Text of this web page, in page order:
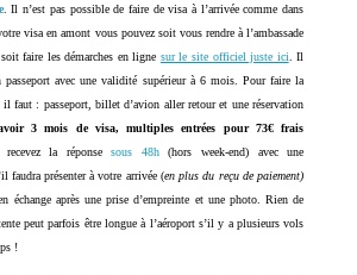
. Il n’est pas possible de faire de visa à l’arrivée comme dans
visa en amont vous pouvez soit vous rendre à l’ambassade
faire les démarches en ligne sur le site officiel juste ici . Il
passeport avec une validité supérieur à 6 mois. Pour faire la
il faut : passeport, billet d’avion aller retour et une réservation
3 mois de visa, multiples entrées pour 73€ frais
recevez la réponsesous 48h(hors week-end) avec une
faudra présenter à votre arrivée (en plus du reçu de paiement)
échange après une prise d’empreinte et une photo. Rien de
peut parfois être longue à l’aéroport s’il y a plusieurs vols
!